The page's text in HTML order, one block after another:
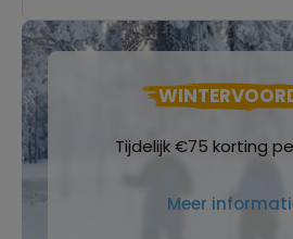
Tijdelijk €75 korting
Meer